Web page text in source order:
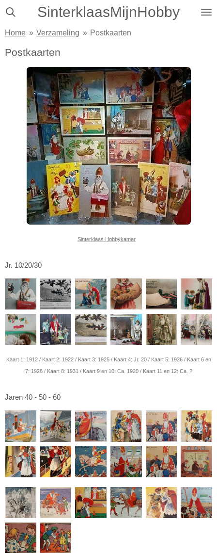
Ga
naar
hoofdinhoud
SinterklaasMijnHobby
Home » Verzameling » Postkaarten
Postkaarten
Sinterklaas Hobbykamer
Jr. 10/20/30
Kaart 1: 1912 / Kaart 2: 1922 / Kaart 3: 1925 / Kaart 4: Jr. 20 / Kaart 5: 1926 / Kaart 6 en
7: 1928 / Kaart 8: 1931 / Kaart 9 en 10: Ca. 1920 / Kaart 11 en 12: Ca. ?
Jaren 40 - 50 - 60